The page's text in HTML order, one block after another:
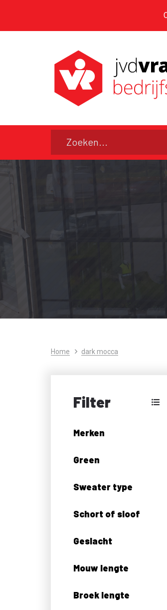
Home dark mocca
Filter
Merken
Green
Sweater type
Schort of sloof
Geslacht
Mouw lengte
Broek lengte